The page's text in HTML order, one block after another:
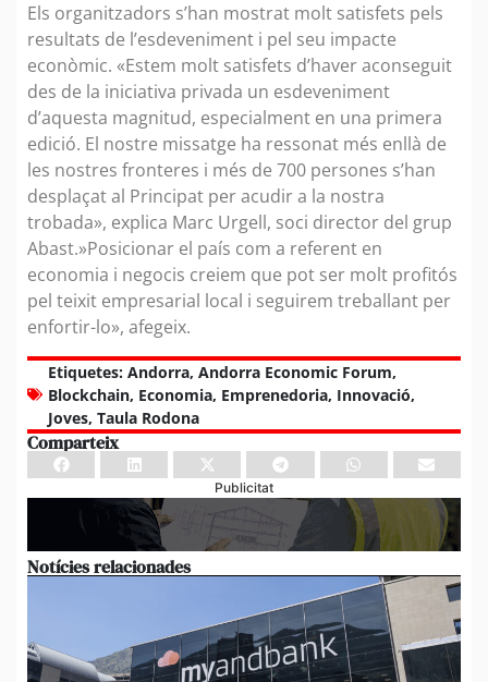
Els organitzadors s’han mostrat molt satisfets pels
resultats de l’esdeveniment i pel seu impacte
econòmic. «Estem molt satisfets d’haver aconseguit
des de la iniciativa privada un esdeveniment
d’aquesta magnitud, especialment en una primera
edició. El nostre missatge ha ressonat més enllà de
les nostres fronteres i més de 700 persones s’han
desplaçat al Principat per acudir a la nostra
trobada», explica Marc Urgell, soci director del grup
Abast.»Posicionar el país com a referent en
economia i negocis creiem que pot ser molt profitós
pel teixit empresarial local i seguirem treballant per
enfortir-lo», afegeix.
Etiquetes: Andorra, Andorra Economic Forum,
Blockchain, Economia, Emprenedoria, Innovació,
Joves, Taula Rodona
Comparteix
Publicitat
Notícies relacionades